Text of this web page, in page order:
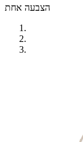
הצבעה אחת